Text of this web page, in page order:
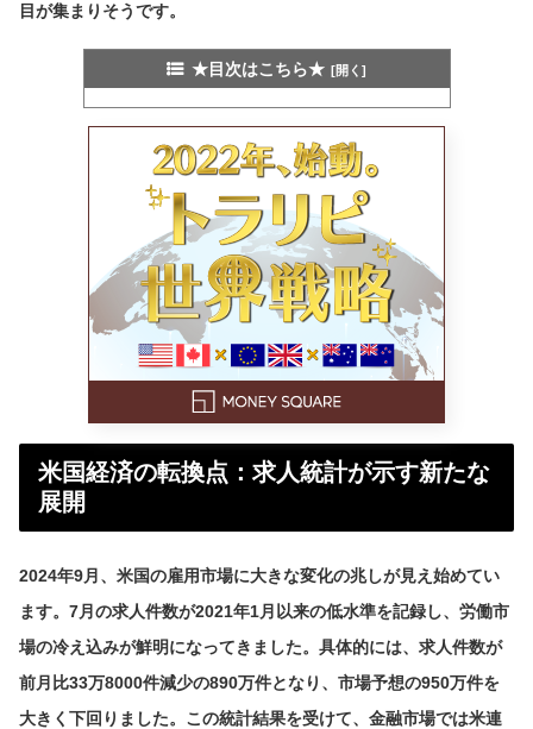
目が集まりそうです。
★目次はこちら★
米国経済の転換点：求人統計が示す新たな
展開
2024年9月、米国の雇用市場に大きな変化の兆しが見え始めてい
ます。7月の求人件数が2021年1月以来の低水準を記録し、労働市
場の冷え込みが鮮明になってきました。具体的には、求人件数が
前月比33万8000件減少の890万件となり、市場予想の950万件を
大きく下回りました。この統計結果を受けて、金融市場では米連